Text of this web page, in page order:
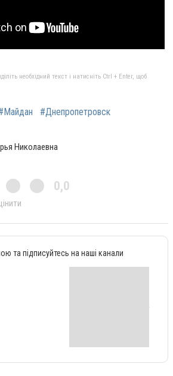
необхідний текст і натисніть Ctrl + Enter, щоб
#Днепропетровск
Николаевна
0,0
та підписуйтесь на наші канали